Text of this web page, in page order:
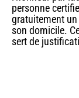
personne
gratuitement un
son domicile.
sert de